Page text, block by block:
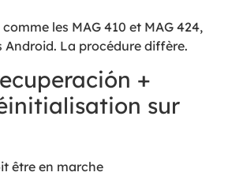
les MAG 410 et MAG 424,
La procédure diffère.
+
sur
être en marche